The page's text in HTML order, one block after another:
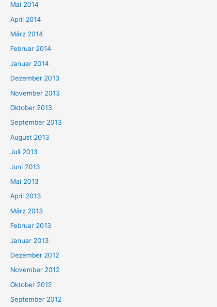
Mai 2014
April 2014
März 2014
Februar 2014
Januar 2014
Dezember 2013
November 2013
Oktober 2013
September 2013
August 2013
Juli 2013
Juni 2013
Mai 2013
April 2013
März 2013
Februar 2013
Januar 2013
Dezember 2012
November 2012
Oktober 2012
September 2012